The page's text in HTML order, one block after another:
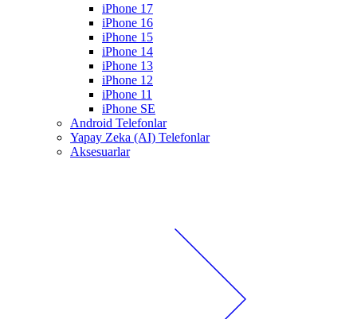
iPhone 17
iPhone 16
iPhone 15
iPhone 14
iPhone 13
iPhone 12
iPhone 11
iPhone SE
Android Telefonlar
Yapay Zeka (AI) Telefonlar
Aksesuarlar